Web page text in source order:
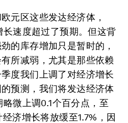
元区这些发达经济体，
速度超过了预期。但这背
的库存增加只是暂时的，
所减弱，尤其是那些依赖
度我们上调了对经济增长
预测，我们将发达经济体
微上调0.1个百分点，至
济增长将放缓至1.7%，因